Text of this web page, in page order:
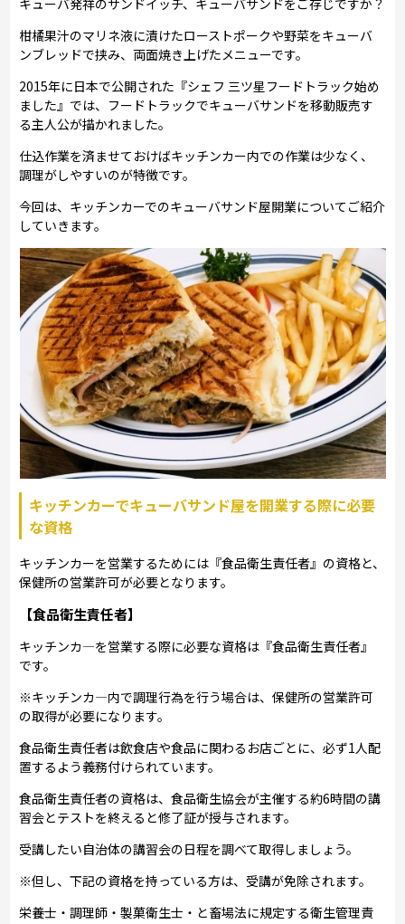
柑橘果汁のマリネ液に漬けたローストポークや野菜をキューバ
ンブレッドで挟み、両面焼き上げたメニューです。
2015年に日本で公開された『シェフ 三ツ星フードトラック始め
ました』では、フードトラックでキューバサンドを移動販売す
る主人公が描かれました。
仕込作業を済ませておけばキッチンカー内での作業は少なく、
調理がしやすいのが特徴です。
今回は、キッチンカーでのキューバサンド屋開業についてご紹介
していきます。
キッチンカーでキューバサンド屋を開業する際に必要
な資格
キッチンカーを営業するためには『食品衛生責任者』の資格と、
保健所の営業許可が必要となります。
【食品衛生責任者】
キッチンカ―を営業する際に必要な資格は『食品衛生責任者』
です。
※キッチンカ―内で調理行為を行う場合は、保健所の営業許可
の取得が必要になります。
食品衛生責任者は飲食店や食品に関わるお店ごとに、必ず1人配
置するよう義務付けられています。
食品衛生責任者の資格は、食品衛生協会が主催する約6時間の講
習会とテストを終えると修了証が授与されます。
受講したい自治体の講習会の日程を調べて取得しましょう。
※但し、下記の資格を持っている方は、受講が免除されます。
栄養士・調理師・製菓衛生士・と畜場法に規定する衛生管理責